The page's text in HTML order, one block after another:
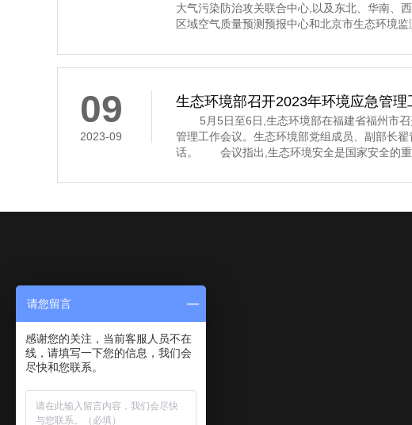
大气污染防治攻关联合中心,以及东北、华南、
区域空气质量预测预报中心和北京市生态环境
示,7 月下半月全国大部分地区空气质量将以优
其中,京津冀及
09
2023-09
生态环境部召开2023年环境应急管理
5月5日至6日,生态环境部在福建省福州市召
管理工作会议。生态环境部党组成员、副部长
话。 会议指出,生态环境安全是国家安全的重
安全,多次作出重要指示批示,为做好环境应急管
近年来,全国环
关于我们 产品中心
请您留言
感谢您的关注，当前客服人员不在
线，请填写一下您的信息，我们会
尽快和您联系。